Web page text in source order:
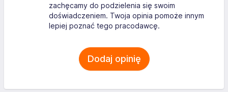
zachęcamy do podzielenia się swoim
doświadczeniem. Twoja opinia pomoże innym
lepiej poznać tego pracodawcę.
Dodaj opinię